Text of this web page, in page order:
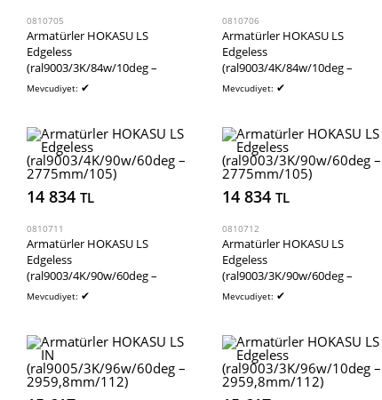
0810705
Armatürler HOKASU LS
Edgeless
(ral9003/3K/84w/10deg –
2590,2mm/98)
Mevcudiyet: ✔
0810706
Armatürler HOKASU LS
Edgeless
(ral9003/4K/84w/10deg –
2590,2mm/98)
Mevcudiyet: ✔
14 834 TL
0810711
Armatürler HOKASU LS
Edgeless
(ral9003/4K/90w/60deg –
2775mm/105)
Mevcudiyet: ✔
14 834 TL
0810712
Armatürler HOKASU LS
Edgeless
(ral9003/3K/90w/60deg –
2775mm/105)
Mevcudiyet: ✔